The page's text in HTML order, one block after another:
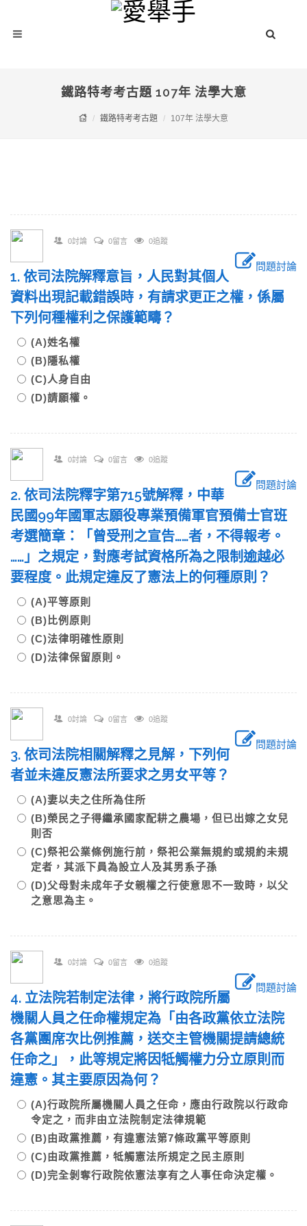
鐵路特考考古題 107年 法學大意
鐵路特考考古題 107年 法學大意
0討論 0留言 0追蹤
問題討論
1. 依司法院解釋意旨，人民對其個人
資料出現記載錯誤時，有請求更正之權，係屬
下列何種權利之保護範疇？
(A)姓名權
(B)隱私權
(C)人身自由
(D)請願權。
0討論 0留言 0追蹤
問題討論
2. 依司法院釋字第715號解釋，中華
民國99年國軍志願役專業預備軍官預備士官班
考選簡章：「曾受刑之宣告……者，不得報考。
……」之規定，對應考試資格所為之限制逾越必
要程度。此規定違反了憲法上的何種原則？
(A)平等原則
(B)比例原則
(C)法律明確性原則
(D)法律保留原則。
0討論 0留言 0追蹤
問題討論
3. 依司法院相關解釋之見解，下列何
者並未違反憲法所要求之男女平等？
(A)妻以夫之住所為住所
(B)榮民之子得繼承國家配耕之農場，但已出嫁之女兒
則否
(C)祭祀公業條例施行前，祭祀公業無規約或規約未規
定者，其派下員為設立人及其男系子孫
(D)父母對未成年子女親權之行使意思不一致時，以父
之意思為主。
0討論 0留言 0追蹤
問題討論
4. 立法院若制定法律，將行政院所屬
機關人員之任命權規定為「由各政黨依立法院
各黨團席次比例推薦，送交主管機關提請總統
任命之」，此等規定將因牴觸權力分立原則而
違憲。其主要原因為何？
(A)行政院所屬機關人員之任命，應由行政院以行政命
令定之，而非由立法院制定法律規範
(B)由政黨推薦，有違憲法第7條政黨平等原則
(C)由政黨推薦，牴觸憲法所規定之民主原則
(D)完全剝奪行政院依憲法享有之人事任命決定權。